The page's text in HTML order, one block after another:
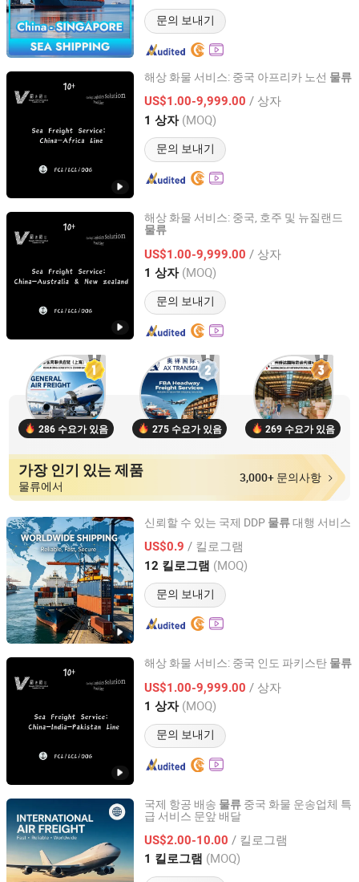
문의 보내기
해상 화물 서비스: 중국 아프리카 노선 물류
US$1.00-9,999.00 / 상자
1 상자 (MOQ)
문의 보내기
Shanghai Vico International Logistics Co., Ltd.
Shanghai, China 이후 2026
해상 화물 서비스: 중국, 호주 및 뉴질랜드
물류
US$1.00-9,999.00 / 상자
1 상자 (MOQ)
문의 보내기
Shanghai Vico International Logistics Co., Ltd.
Shanghai, China 이후 2026
286 수요가 있음 275 수요가 있음 269 수요가 있음
가장 인기 있는 제품
물류에서
3,000+ 문의사항
신뢰할 수 있는 국제 DDP 물류대행 서비스
US$0.9 / 킬로그램
12 킬로그램 (MOQ)
문의 보내기
Zhejiang Huapai International Logistics Co., Ltd
Zhejiang, China 이후 2026
해상 화물 서비스: 중국 인도 파키스탄 물류
US$1.00-9,999.00 / 상자
1 상자 (MOQ)
문의 보내기
Shanghai Vico International Logistics Co., Ltd.
Shanghai, China 이후 2026
국제 항공 배송 물류 중국 화물 운송업체 특
급 서비스 문앞 배달
US$2.00-10.00 / 킬로그램
1 킬로그램 (MOQ)
Shenzhen Ycs Logistics Co., Ltd.
Guangdong, China 이후 2026